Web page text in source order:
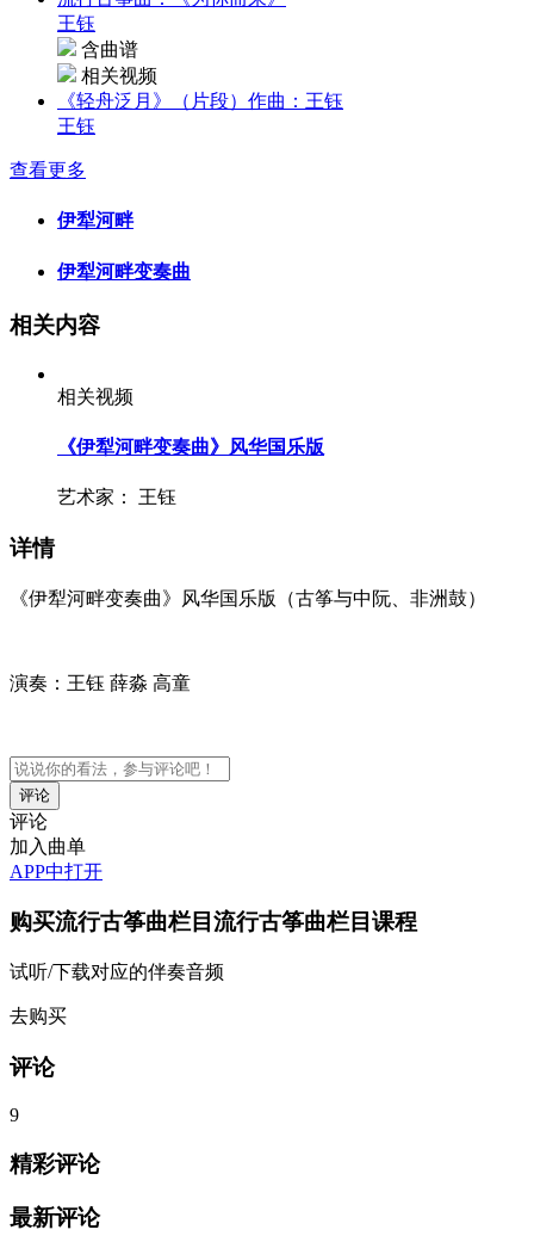
王钰
含曲谱
相关视频
《轻舟泛月》（片段）作曲：王钰
王钰
查看更多
伊犁河畔
伊犁河畔变奏曲
相关内容
相关视频
《伊犁河畔变奏曲》风华国乐版
艺术家： 王钰
详情
《伊犁河畔变奏曲》风华国乐版（古筝与中阮、非洲鼓）
演奏：王钰 薛淼 高童
评论
加入曲单
APP中打开
购买流行古筝曲栏目流行古筝曲栏目 课程
试听/下载对应的伴奏音频
去购买
评论
9
精彩评论
最新评论